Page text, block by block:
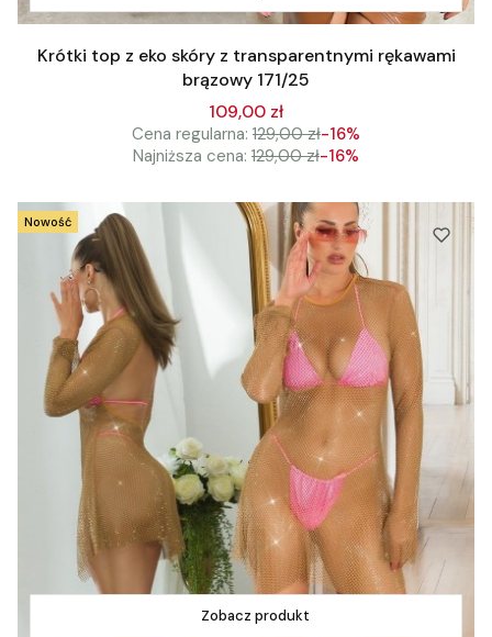
Krótki top z eko skóry z transparentnymi rękawami
brązowy 171/25
109,00 zł
Cena regularna: 129,00 zł-16%
Najniższa cena: 129,00 zł-16%
Nowość
Zobacz produkt